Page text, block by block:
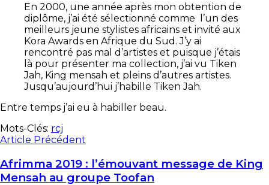
En 2000, une année après mon obtention de
diplôme, j’ai été sélectionné comme l’un des
meilleurs jeune stylistes africains et invité aux
Kora Awards en Afrique du Sud. J’y ai
rencontré pas mal d’artistes et puisque j’étais
là pour présenter ma collection, j’ai vu Tiken
Jah, King mensah et pleins d’autres artistes.
Jusqu’aujourd’hui j’habille Tiken Jah.
Entre temps j’ai eu à habiller beau.
Mots-Clés: rcj
Article Précédent
Afrimma 2019 : l’émouvant message de King
Mensah au groupe Toofan